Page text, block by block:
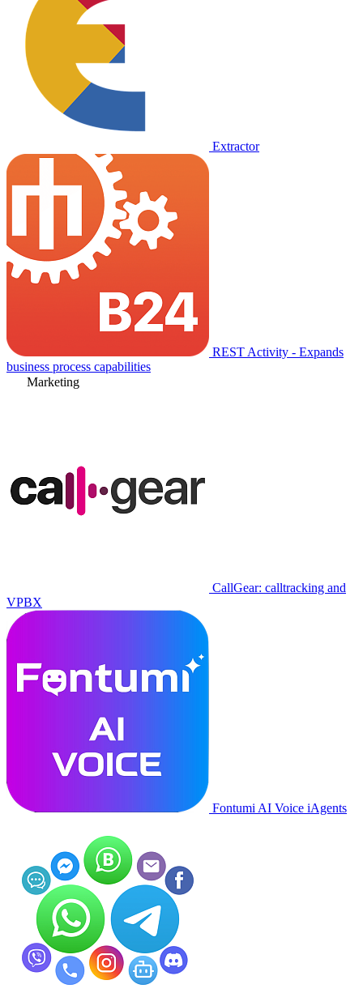
Extractor
REST Activity - Expands
business process capabilities
Marketing
CallGear: calltracking and
VPBX
Fontumi AI Voice iAgents